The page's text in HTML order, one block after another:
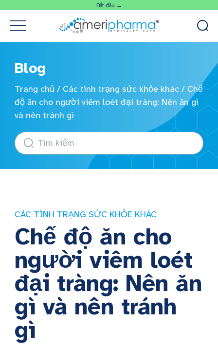
Bắt đầu →
Blog
Trang chủ / Các tình trạng sức khỏe khác / Chế
độ ăn cho người viêm loét đại tràng: Nên ăn gì
và nên tránh gì
CÁC TÌNH TRẠNG SỨC KHỎE KHÁC
Chế độ ăn cho
người viêm loét
đại tràng: Nên ăn
gì và nên tránh
gì